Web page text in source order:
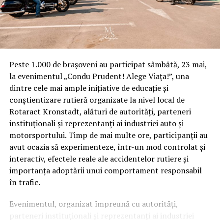
spectaculoase cum ar fi suport de căni, rafturi pentru
farfurii sau chiar veselă veche. Avantajul pieselor
decorative vintage este că sunt ieftine, unice, nu se
demodează niciodată și te vei bucura de un spațiu total
nou care o să te inspire.
Un secret decorativ la care poți apela în orice încăpere,
dar mai ales în bucătărie, sunt plantele. Florile de
toamnă au culori minunate care îți vor aduce la viața
spațiul. Poți apela fie la flori în ghiveci sau în vază,
efectul va fi la fel de plăcut. Nu există o limită în ceea ce
privește numărul acestora, atât timp cât decorul va
rămâne estetic și echilibrat. Dacă apelezi la florile în
glastră nu uita că acestea trebuie udate regulat, au
nevoie de lumină naturală și, din când în când, va trebui
să le ștergi frunzele de praf.
Corpurile de iluminat nu trebuie să lipsească
Peste 1.000 de brașoveni au participat sâmbătă, 23 mai,
la evenimentul „Condu Prudent! Alege Viața!”, una
dintre cele mai ample inițiative de educație și
conștientizare rutieră organizate la nivel local de
Rotaract Kronstadt, alături de autorități, parteneri
instituționali și reprezentanți ai industriei auto și
motorsportului. Timp de mai multe ore, participanții au
avut ocazia să experimenteze, într-un mod controlat și
interactiv, efectele reale ale accidentelor rutiere și
importanța adoptării unui comportament responsabil
în trafic.
Evenimentul, organizat împreună cu autorități,
parteneri instituționali și reprezentanți ai industriei